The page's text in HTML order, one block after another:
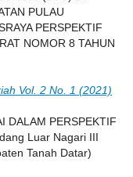
PULAU
PERSPEKTIF
NOMOR 8 TAHUN
Vol. 2 No. 1 (2021)
DALAM PERSPEKTIF
Luar Nagari III
Tanah Datar)